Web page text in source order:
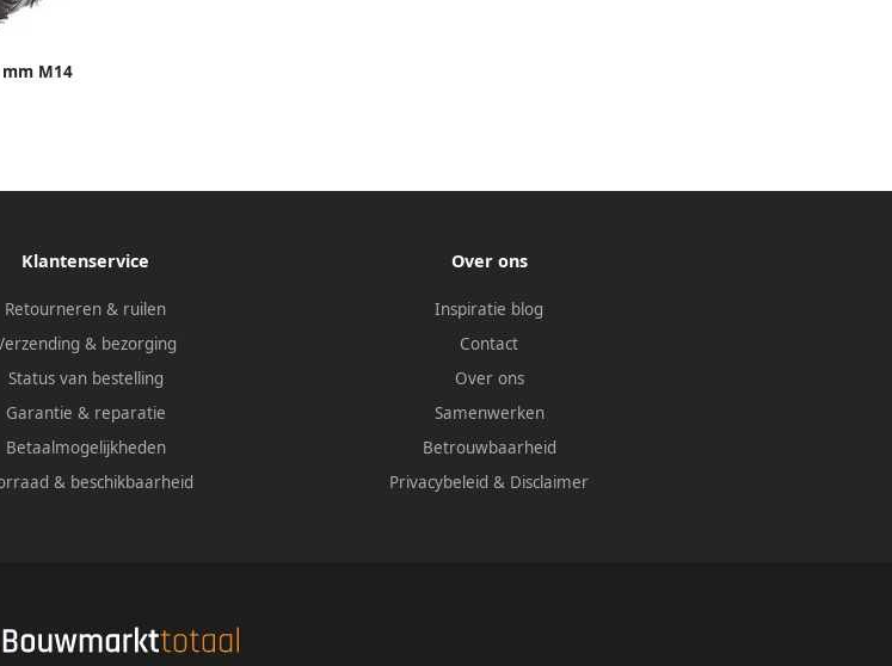
M14
min-¹
Klantenservice
Retourneren & ruilen
& bezorging
Status van bestelling
Garantie & reparatie
Betaalmogelijkheden
& beschikbaarheid
Over ons
Inspiratie blog
Contact
Over ons
Samenwerken
Betrouwbaarheid
Privacybeleid & Disclaimer